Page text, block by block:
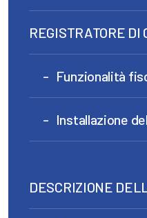
REGISTRATORE DI
Funzionalità
Installazione
DESCRIZIONE